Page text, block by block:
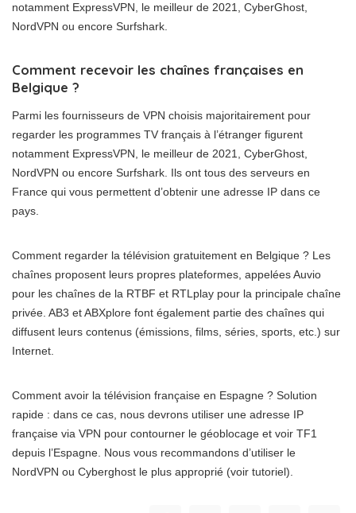
notamment ExpressVPN, le meilleur de 2021, CyberGhost,
NordVPN ou encore Surfshark.
Comment recevoir les chaînes françaises en
Belgique ?
Parmi les fournisseurs de VPN choisis majoritairement pour
regarder les programmes TV français à l’étranger figurent
notamment ExpressVPN, le meilleur de 2021, CyberGhost,
NordVPN ou encore Surfshark. Ils ont tous des serveurs en
France qui vous permettent d’obtenir une adresse IP dans ce
pays.
Comment regarder la télévision gratuitement en Belgique ? Les
chaînes proposent leurs propres plateformes, appelées Auvio
pour les chaînes de la RTBF et RTLplay pour la principale chaîne
privée. AB3 et ABXplore font également partie des chaînes qui
diffusent leurs contenus (émissions, films, séries, sports, etc.) sur
Internet.
Comment avoir la télévision française en Espagne ? Solution
rapide : dans ce cas, nous devrons utiliser une adresse IP
française via VPN pour contourner le géoblocage et voir TF1
depuis l’Espagne. Nous vous recommandons d’utiliser le
NordVPN ou Cyberghost le plus approprié (voir tutoriel).